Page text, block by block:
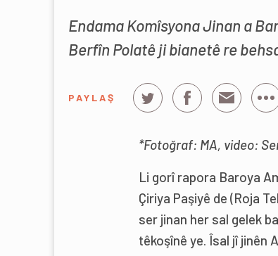
Endama Komîsyona Jinan a
Berfîn Polatê ji bianetê re
PAYLAŞ
*Fotoğraf: MA, video:
Li gorî rapora Baroya
Çiriya Paşiyê de (Roja
ser jinan her sal gelek
têkoşînê ye. Îsal jî jinên